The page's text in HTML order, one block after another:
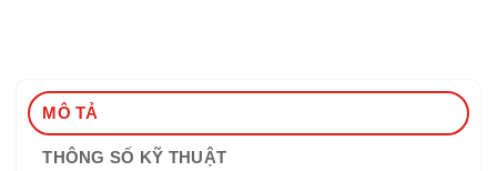
MÔ TẢ
THÔNG SỐ KỸ THUẬT